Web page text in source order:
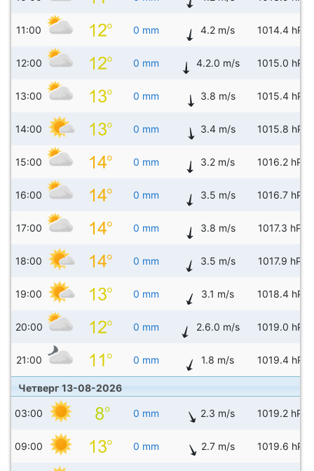
11:00 0 mm 4.2 m/s 1014.4 hPa
12:00 0 mm 4.2.0 m/s 1015.0 hPa
13:00 0 mm 3.8 m/s 1015.4 hPa
14:00 0 mm 3.4 m/s 1015.8 hPa
15:00 0 mm 3.2 m/s 1016.2 hPa
16:00 0 mm 3.5 m/s 1016.7 hPa
17:00 0 mm 3.8 m/s 1017.3 hPa
18:00 0 mm 3.5 m/s 1017.9 hPa
19:00 0 mm 3.1 m/s 1018.4 hPa
20:00 0 mm 2.6.0 m/s 1019.0 hPa
21:00 0 mm 1.8 m/s 1019.4 hPa
Четверг 13-08-2026
03:00 0 mm 2.3 m/s 1019.2 hPa
09:00 0 mm 2.7 m/s 1019.6 hPa